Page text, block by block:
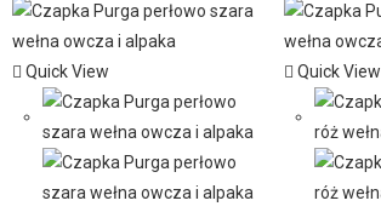
Quick View Quick View